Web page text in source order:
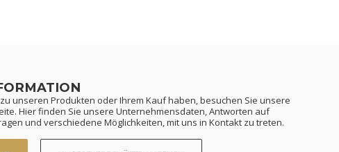
unseren Produkten oder Ihrem Kauf haben, besuchen Sie unsere
Hier finden Sie unsere Unternehmensdaten, Antworten auf
und verschiedene Möglichkeiten, mit uns in Kontakt zu treten.